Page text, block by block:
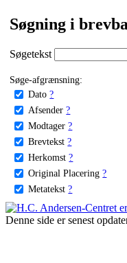
Søgning i
Søgetekst
Søge-afgrænsning:
Dato ?
Afsender ?
Modtager ?
Brevtekst ?
Herkomst ?
Original Placering ?
Metatekst ?
Denne side er senest